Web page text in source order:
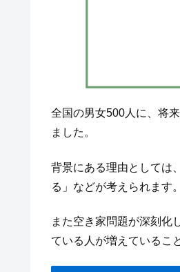
全国の男女500人に、将
ました。
背景にある理由としては
る」などが考えられます。
また空き家問題が深刻化
ている人が増えているこ